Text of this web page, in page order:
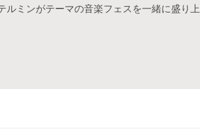
ルミンがテーマの音楽フェスを一緒に盛り上